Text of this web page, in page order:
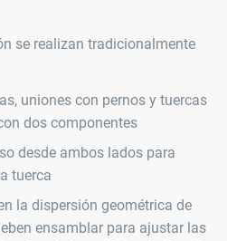
se realizan tradicionalmente
uniones con pernos y tuercas
dos componentes
desde ambos lados para
tuerca
la dispersión geométrica de
ensamblar para ajustar las